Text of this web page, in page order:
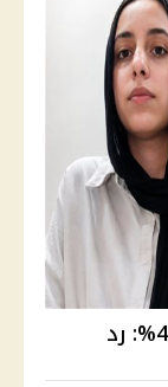
القصة الكاملة لأزمة ريم صاحبة الـ4%: رد